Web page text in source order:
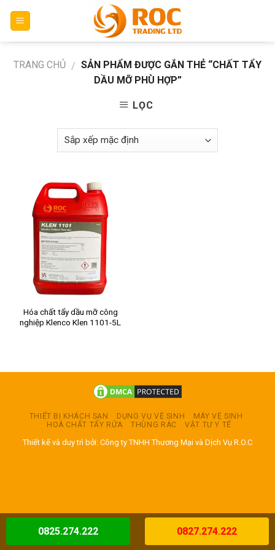
TRANG CHỦ / SẢN PHẨM ĐƯỢC GẮN THẺ “CHẤT TẨY
DẦU MỠ PHÙ HỢP”
LỌC
Hóa chất tẩy dầu mỡ công
nghiệp Klenco Klen 1101-5L
THIẾT BỊ KHÁCH SẠN DỤNG VỤ VỆ SINH
MÁY VỆ SINH
HOÁ CHẤT TẨY RỬA
THÙNG RÁC VẬT TƯ Y TẾ
Thiết kế và duy trì bởi: Công ty TNHH Thương Mại và Dịch Vụ R.O.C
0825.274.222 0827.274.222